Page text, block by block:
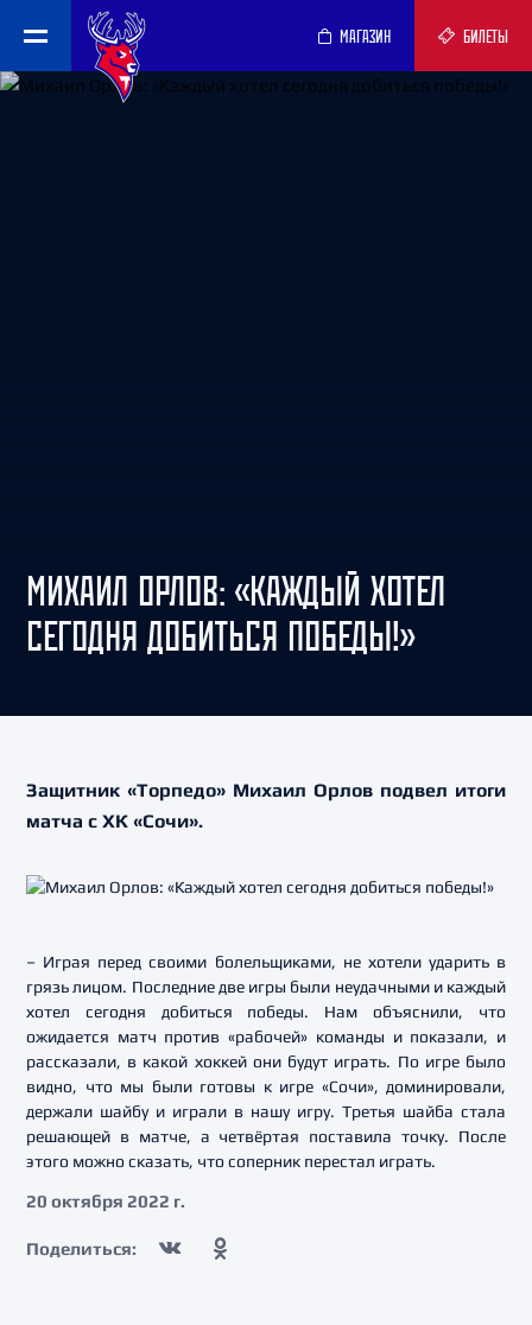
МАГАЗИН БИЛЕТЫ
МИХАИЛ ОРЛОВ: «КАЖДЫЙ ХОТЕЛ
СЕГОДНЯ ДОБИТЬСЯ ПОБЕДЫ!»
Защитник «Торпедо» Михаил Орлов подвел итоги
матча с ХК «Сочи».
– Играя перед своими болельщиками, не хотели ударить в
грязь лицом. Последние две игры были неудачными и каждый
хотел сегодня добиться победы. Нам объяснили, что
ожидается матч против «рабочей» команды и показали, и
рассказали, в какой хоккей они будут играть. По игре было
видно, что мы были готовы к игре «Сочи», доминировали,
держали шайбу и играли в нашу игру. Третья шайба стала
решающей в матче, а четвёртая поставила точку. После
этого можно сказать, что соперник перестал играть.
20 октября 2022 г.
Поделиться: